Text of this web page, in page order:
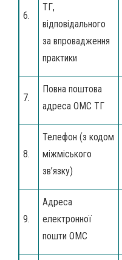
6.
ТГ,
відповідального
за впровадження
практики
7.
Повна поштова
адреса ОМС ТГ
8.
Телефон (з кодом
міжміського
зв’язку)
9.
Адреса
електронної
пошти ОМС